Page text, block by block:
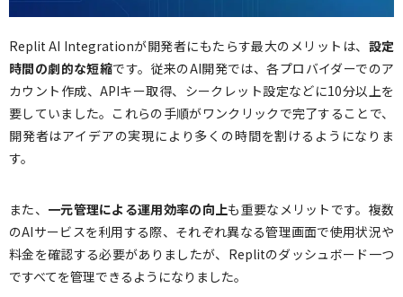
Replit AI Integrationが開発者にもたらす最大のメリットは、 設定
時間の劇的な短縮です。従来のAI開発では、各プロバイダーでのア
カウント作成、APIキー取得、シークレット設定などに10分以上を
要していました。これらの手順がワンクリックで完了することで、
開発者はアイデアの実現により多くの時間を割けるようになりま
す。
また、 一元管理による運用効率の向上も重要なメリットです。複数
のAIサービスを利用する際、それぞれ異なる管理画面で使用状況や
料金を確認する必要がありましたが、Replitのダッシュボード一つ
ですべてを管理できるようになりました。